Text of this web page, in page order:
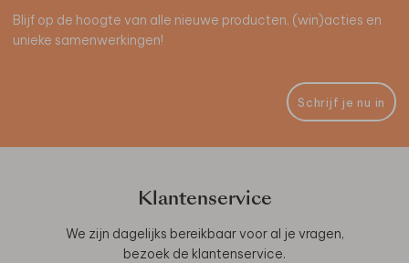
Blijf op de hoogte van alle nieuwe producten, (win)acties en
unieke samenwerkingen!
Schrijf je nu in
Klantenservice
We zijn dagelijks bereikbaar voor al je vragen,
bezoek de klantenservice.